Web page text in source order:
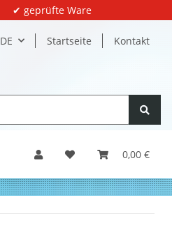
✔ geprüfte Ware
DE Startseite Kontakt
0,00 €